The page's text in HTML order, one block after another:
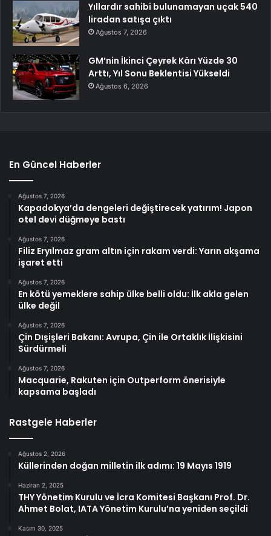
Yıllardır sahibi bulunamayan uçak 540
liradan satışa çıktı
Ağustos 7, 2026
GM’nin İkinci Çeyrek Kârı Yüzde 30
Arttı, Yıl Sonu Beklentisi Yükseldi
Ağustos 6, 2026
En Güncel Haberler
Ağustos 7, 2026
Kapadokya’da dengeleri değiştirecek yatırım! Japon
otel devi düğmeye bastı
Ağustos 7, 2026
Filiz Eryılmaz gram altın için rakam verdi: Yarın akşama
işaret etti
Ağustos 7, 2026
En kötü yemeklere sahip ülke belli oldu: İlk akla gelen
ülke değil
Ağustos 7, 2026
Çin Dışişleri Bakanı: Avrupa, Çin ile Ortaklık İlişkisini
Sürdürmeli
Ağustos 7, 2026
Macquarie, Rakuten için Outperform önerisiyle
kapsama başladı
Rastgele Haberler
Ağustos 2, 2026
Küllerinden doğan milletin ilk adımı: 19 Mayıs 1919
Haziran 2, 2025
THY Yönetim Kurulu ve İcra Komitesi Başkanı Prof. Dr.
Ahmet Bolat, IATA Yönetim Kurulu’na yeniden seçildi
Kasım 30, 2025